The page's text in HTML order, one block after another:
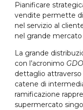
Pianificare
vendite permette
nel servizio al
nel grande mercato
La grande
con l’acronimo GDO
dettaglio
catene di
ramificazione
supermercato